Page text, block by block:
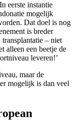
eerste instantie
mogelijk
Dat doel is nog
is breder
– niet
alleen een beetje de
leveren!’
maar de
mogelijk is dan veel